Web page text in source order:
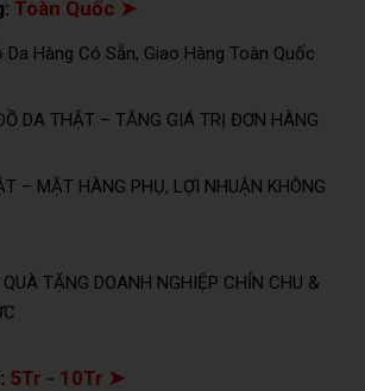
Toàn Quốc ➤
Da Hàng Có Sẵn, Giao Hàng Toàn Quốc
DA THẬT – TĂNG GIÁ TRỊ ĐƠN HÀNG
– MẶT HÀNG PHỤ, LỢI NHUẬN KHÔNG
TẶNG DOANH NGHIỆP CHỈN CHU &
5Tr - 10Tr ➤